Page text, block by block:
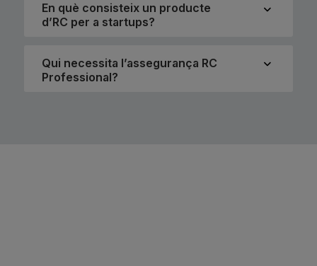
En què consisteix un producte
d’RC per a startups?
Qui necessita l’assegurança RC
Professional?